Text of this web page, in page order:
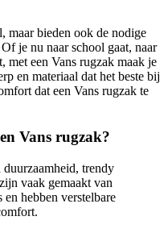
maar bieden ook de nodige
je nu naar school gaat, naar
met een Vans rugzak maak je
en materiaal dat het beste bij
dat een Vans rugzak te
Vans rugzak?
trendy
vaak gemaakt van
hebben verstelbare